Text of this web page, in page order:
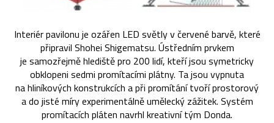
Interiér pavilonu je ozářen LED světly v červené barvě, které
připravil Shohei Shigematsu. Ústředním prvkem
je samozřejmě hlediště pro 200 lidí, kteří jsou symetricky
obklopeni sedmi promítacími plátny. Ta jsou vypnuta
na hliníkových konstrukcích a při promítání tvoří prostorový
a do jisté míry experimentálně umělecký zážitek. Systém
promítacích pláten navrhl kreativní tým Donda.